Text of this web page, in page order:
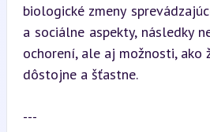
biologické zmeny
a sociálne aspekty, následky
ochorení, ale aj možnosti, ako
dôstojne a šťastne.
---